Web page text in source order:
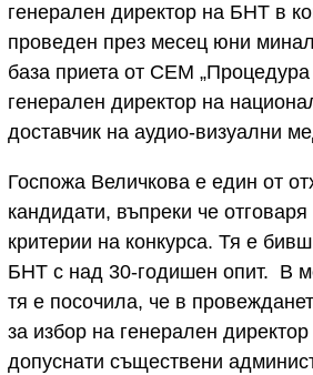
генерален директор на БНТ в
проведен през месец юни
база приета от СЕМ „Процедура
генерален директор на
доставчик на аудио-визуални
Госпожа Величкова е един от
кандидати, въпреки че отговаря
критерии на конкурса. Тя е
БНТ с над 30-годишен опит. В
тя е посочила, че в
за избор на генерален
допуснати съществени